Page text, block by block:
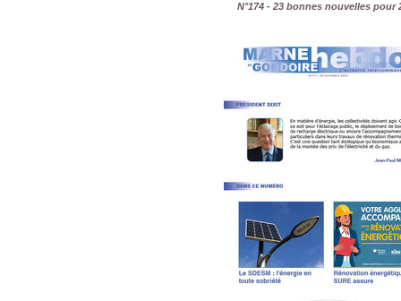
N°174 - 23 bonnes nouvelles pour